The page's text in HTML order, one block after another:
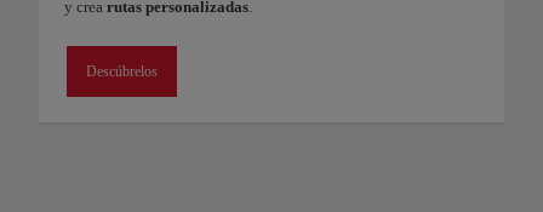
y crea rutas personalizadas
Descúbrelos